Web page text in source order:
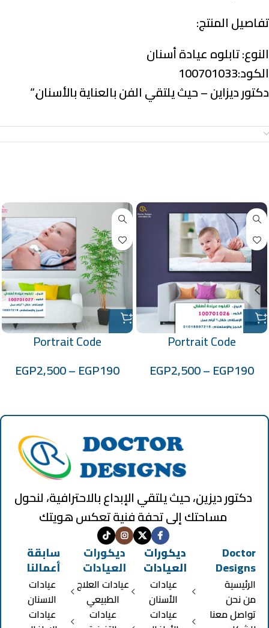
تفاصيل المنتج:
النوع:تابلوه عيادة أسنان
الكود:100701033
دكتور ديزاين – حيث يلتقي الفن بالعناية بالأسنان.“
Portrait Code
EGP190
–
EGP2,500
Portrait Code
EGP190
–
EGP2,500
دكتور ديزين، حيث يلتقي الإبداع بالاحترافية، لنحول
مساحتك إلى تحفة فنية تعكس هويتك
Doctor
Designs
الرئيسية
من نحن
تواصل معنا
ديكورات
العيادات
عيادات
الأسنان
عيادات
ديكورات
العيادات
عيادات العلاج
الطبيعي
عيادات
سابقة
أعمالنا
عيادات
الاسنان
عيادات